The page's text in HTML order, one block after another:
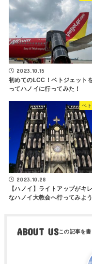
2023.10.15
初めてのLCC！ベトジェット
ってハノイに行ってみた！
ベ
2023.10.28
【ハノイ】ライトアップがキ
なハノイ大教会へ行ってみよう
ABOUT US